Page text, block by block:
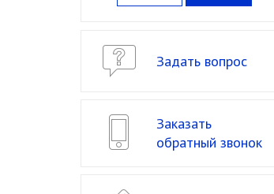
Задать вопрос
Заказать
обратный звонок